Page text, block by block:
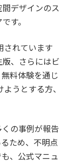
デザインのス
す。
されています
、さらにはビ
料体験を通じ
うとする方、
の事例が報告
ため、不明点
、公式マニュ